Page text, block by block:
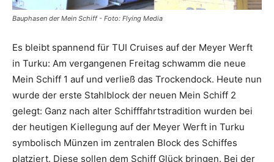
Bauphasen der Mein Schiff - Foto: Flying Media
Es bleibt spannend für TUI Cruises auf der Meyer Werft
in Turku: Am vergangenen Freitag schwamm die neue
Mein Schiff 1 auf und verließ das Trockendock. Heute nun
wurde der erste Stahlblock der neuen Mein Schiff 2
gelegt: Ganz nach alter Schifffahrtstradition wurden bei
der heutigen Kiellegung auf der Meyer Werft in Turku
symbolisch Münzen im zentralen Block des Schiffes
platziert. Diese sollen dem Schiff Glück bringen. Bei der